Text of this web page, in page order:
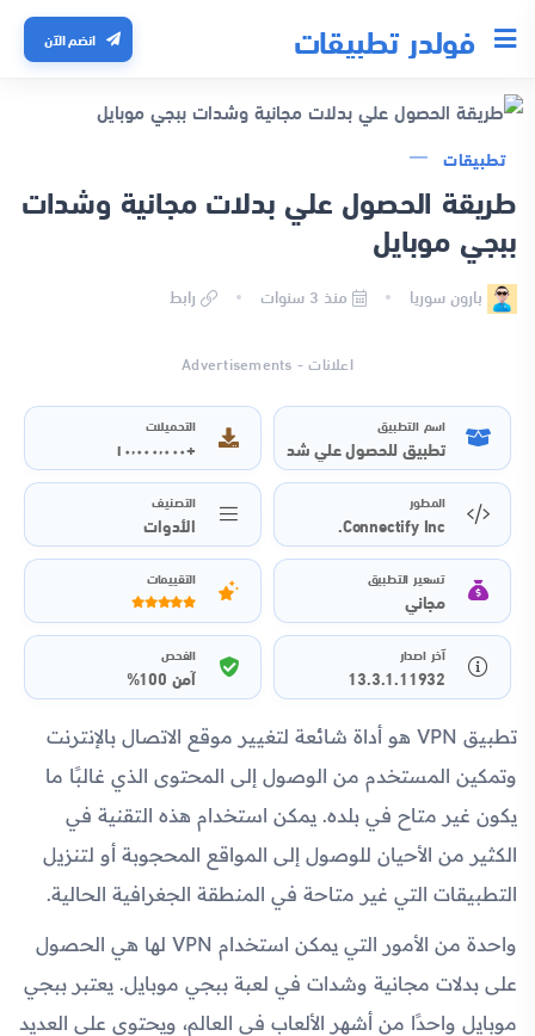
فولدر تطبيقات انضم الآن
تطبيقات
طريقة الحصول علي بدلات مجانية وشدات
ببجي موبايل
بارون سوريا منذ 3 سنوات رابط
اعلانات - Advertisements
اسم التطبيق
تطبيق للحصول علي شدات ببجي مجانا
التحميلات
+١٠٬٠٠٠٬٠٠٠
المطور
Connectify Inc.
التصنيف
الأدوات
تسعير التطبيق
مجاني
التقييمات
آخر اصدار
13.3.1.11932
الفحص
آمن 100%
تطبيق VPN هو أداة شائعة لتغيير موقع الاتصال بالإنترنت
وتمكين المستخدم من الوصول إلى المحتوى الذي غالبًا ما
يكون غير متاح في بلده. يمكن استخدام هذه التقنية في
الكثير من الأحيان للوصول إلى المواقع المحجوبة أو لتنزيل
التطبيقات التي غير متاحة في المنطقة الجغرافية الحالية.
واحدة من الأمور التي يمكن استخدام VPN لها هي الحصول
على بدلات مجانية وشدات في لعبة ببجي موبايل. يعتبر ببجي
موبايل واحدًا من أشهر الألعاب في العالم، ويحتوي على العديد